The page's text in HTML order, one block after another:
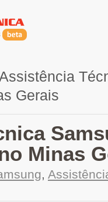
Gerais
Minas
,